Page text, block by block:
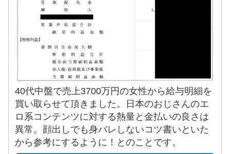
40代中盤で売上3700万円の女性から給与明細を
買い取らせて頂きました。日本のおじさんのエ
ロ系コンテンツに対する熱量と金払いの良さは
異常。顔出しでも身バレしないコツ書いといた
から参考にするように！とのことです。